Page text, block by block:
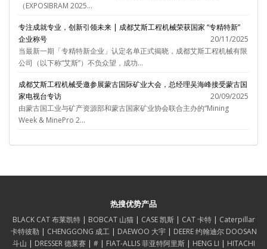
（EXPOSIBRAM 2025...
专注成就专业，创新引领未来 | 成都艾斯工程机械荣获国家 “专精特新”
企业称号
20/11/2025
当最新一期「专精特新企业」认定名单正式揭晓，成都艾斯工程机械有限
公司（以下称“艾斯”）不负众望，成功...
成都艾斯工程机械受邀参展蒙古国际矿业大会，总经理吴海峰接受蒙古国
家电视台专访
20/09/2025
由蒙古国工业与矿产资源部和蒙古国家矿业协会联合主办的“Mining
Week & MinePro 2...
热搜优势产品
BLACK CAT 布莱凯特 | BOBCAT 山猫 | CASE 凯斯 | CAT 卡特 | Caterpillar
卡特彼勒 | CHENGGONG 成工 | DAEWOO 大宇 | DEERE 约翰迪尔 DOOSAN
斗山 | DRESSER 德莱赛 | # | FIAT-ALLIS 菲亚特阿里斯 | HENG LI | HITACHI